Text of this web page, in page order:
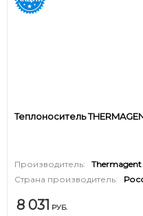
Теплоноситель
Производитель:
Thermagent
Страна производитель:
8 031 РУБ.